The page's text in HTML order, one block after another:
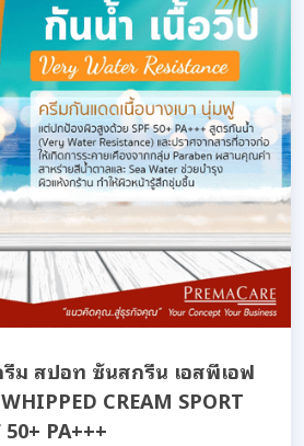
ม สปอท ซันสกรีน เอสพีเอฟ
CREAM SPORT
50+ PA+++